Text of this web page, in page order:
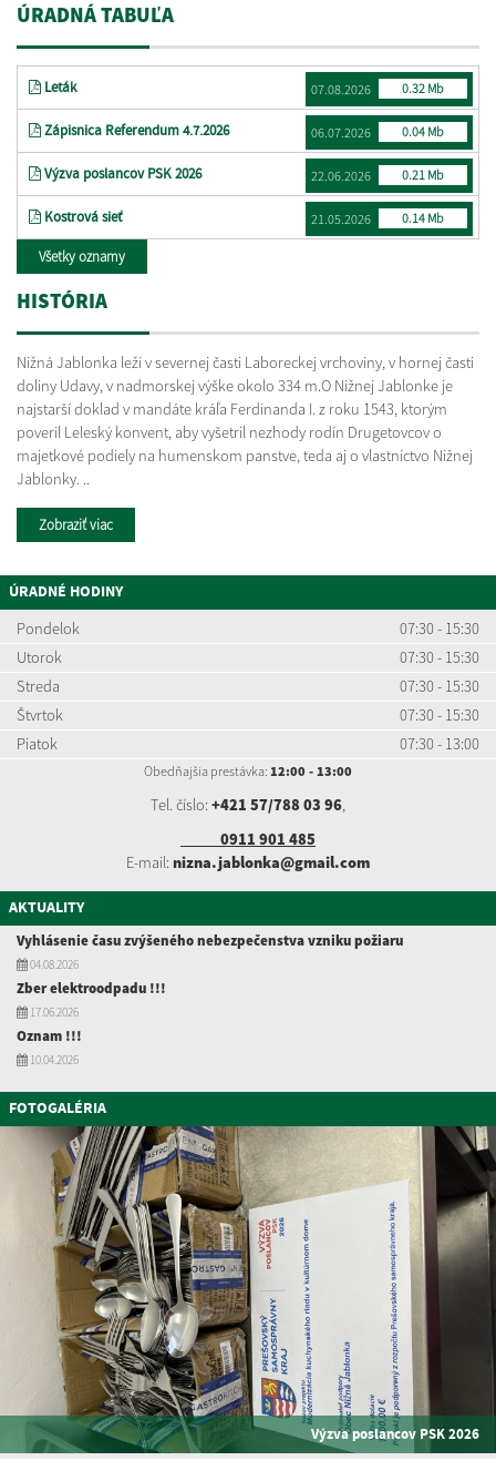
ÚRADNÁ TABUĽA
Leták 07.08.2026 0.32 Mb
Zápisnica Referendum 4.7.2026 06.07.2026 0.04 Mb
Výzva poslancov PSK 2026 22.06.2026 0.21 Mb
Kostrová sieť 21.05.2026 0.14 Mb
Všetky oznamy
HISTÓRIA
Nižná Jablonka leží v severnej časti Laboreckej vrchoviny, v hornej časti
doliny Udavy, v nadmorskej výške okolo 334 m.O Nižnej Jablonke je
najstarší doklad v mandáte kráľa Ferdinanda I. z roku 1543, ktorým
poveril Leleský konvent, aby vyšetril nezhody rodín Drugetovcov o
majetkové podiely na humenskom panstve, teda aj o vlastníctvo Nižnej
Jablonky. ..
Zobraziť viac
ÚRADNÉ HODINY
Pondelok
07:30 - 15:30
Utorok
07:30 - 15:30
Streda
07:30 - 15:30
Štvrtok
07:30 - 15:30
Piatok
07:30 - 13:00
Obedňajšia prestávka: 12:00 - 13:00
Tel. číslo: +421 57/788 03 96,
0911 901 485
E-mail: nizna.jablonka@gmail.com
AKTUALITY
Vyhlásenie času zvýšeného nebezpečenstva vzniku požiaru
04.08.2026
Zber elektroodpadu !!!
17.06.2026
Oznam !!!
10.04.2026
FOTOGALÉRIA
Výzva poslancov PSK 2026